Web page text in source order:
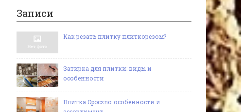
Записи
Как резать плитку плиткорезом?
Затирка для плитки: виды и
особенности
Плитка Opoczno: особенности и